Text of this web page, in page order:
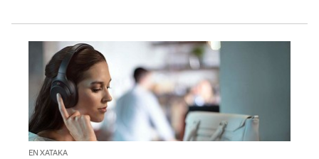
EN XATAKA